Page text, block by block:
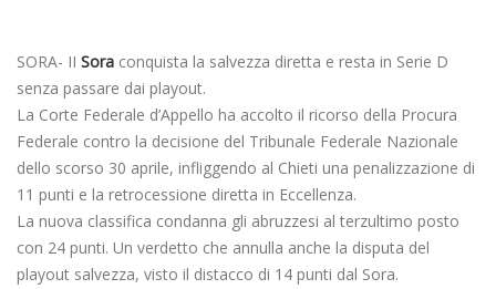
SORA- II Sora conquista la salvezza diretta e resta in Serie D
senza passare dai playout.
La Corte Federale d’Appello ha accolto il ricorso della Procura
Federale contro la decisione del Tribunale Federale Nazionale
dello scorso 30 aprile, infliggendo al Chieti una penalizzazione di
11 punti e la retrocessione diretta in Eccellenza.
La nuova classifica condanna gli abruzzesi al terzultimo posto
con 24 punti. Un verdetto che annulla anche la disputa del
playout salvezza, visto il distacco di 14 punti dal Sora.